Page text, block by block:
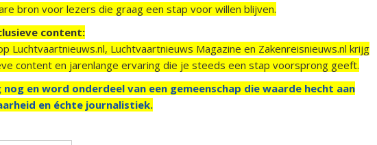
bron voor lezers die graag een stap voor willen blijven.
content:
Luchtvaartnieuws.nl, Luchtvaartnieuws Magazine en Zakenreisnieuws.nl krijg
content en jarenlange ervaring die je steeds een stap voorsprong geeft.
en word onderdeel van een gemeenschap die waarde hecht aan
en échte journalistiek.